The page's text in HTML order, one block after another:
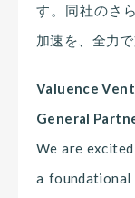
す。同社のさ
加速を、全力
Valuence
General
We are
a